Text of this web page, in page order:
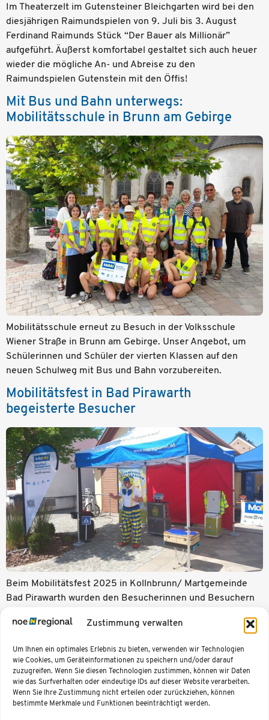
Zustimmung verwalten
Um Ihnen ein optimales Erlebnis zu bieten, verwenden wir Technologien
wie Cookies, um Geräteinformationen zu speichern und/oder darauf
zuzugreifen. Wenn Sie diesen Technologien zustimmen, können wir Daten
wie das Surfverhalten oder eindeutige IDs auf dieser Website verarbeiten.
Wenn Sie Ihre Zustimmung nicht erteilen oder zurückziehen, können
bestimmte Merkmale und Funktionen beeinträchtigt werden.
Im Theaterzelt im Gutensteiner Bleichgarten wird bei den
diesjährigen Raimundspielen von 9. Juli bis 3. August
Ferdinand Raimunds Stück “Der Bauer als Millionär”
aufgeführt. Äußerst komfortabel gestaltet sich auch heuer
wieder die mögliche An- und Abreise zu den
Raimundspielen Gutenstein mit den Öffis!
Mit Bus und Bahn unterwegs:
Mobilitätsschule in Brunn am Gebirge
Mobilitätsschule erneut zu Besuch in der Volksschule
Wiener Straße in Brunn am Gebirge. Unser Angebot, um
Schülerinnen und Schüler der vierten Klassen auf den
neuen Schulweg mit Bus und Bahn vorzubereiten.
Mobilitätsfest in Bad Pirawarth
begeisterte Besucher
Beim Mobilitätsfest 2025 in Kollnbrunn/ Martgemeinde
Bad Pirawarth wurden den Besucherinnen und Besuchern
gewürzt mit etwas Verkehrszauber von Clown Poppo mit
Zurück Weiter